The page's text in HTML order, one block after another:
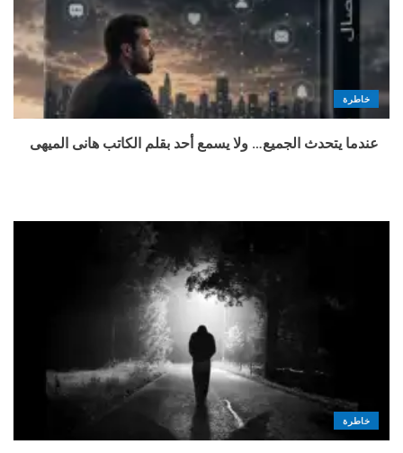
خاطرة
عندما يتحدث الجميع… ولا يسمع أحد بقلم الكاتب هانى الميهى
خاطرة